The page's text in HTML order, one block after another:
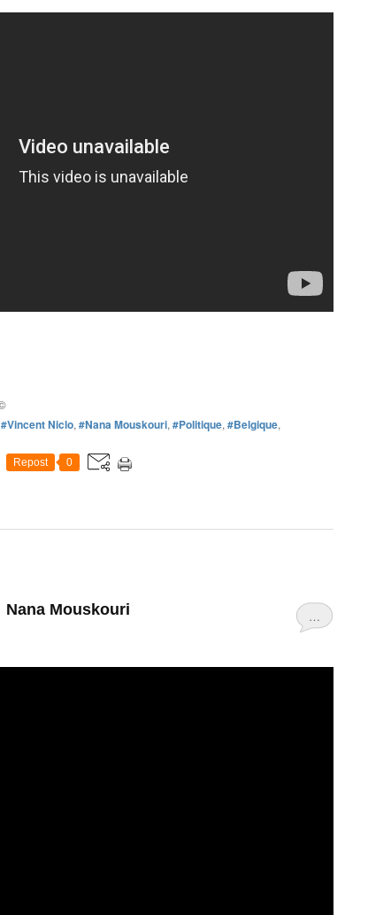
#Vincent Niclo, #Nana Mouskouri, #Politique, #Belgique,
Repost 0
…
Nana Mouskouri